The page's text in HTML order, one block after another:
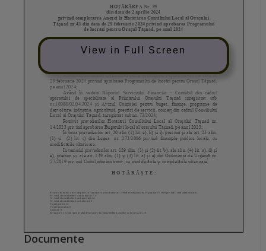
View in Full Screen
Documente